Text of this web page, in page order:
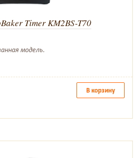
Timer KM2BS-T70
модель.
В корзину